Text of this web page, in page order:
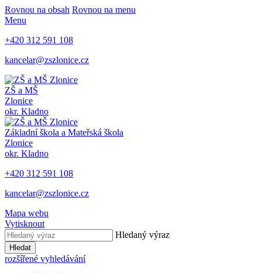
Rovnou na obsah Rovnou na menu
Menu
+420 312 591 108
kancelar@zszlonice.cz
ZŠ a MŠ
Zlonice
okr. Kladno
Základní škola a Mateřská škola
Zlonice
okr. Kladno
+420 312 591 108
kancelar@zszlonice.cz
Mapa webu
Vytisknout
Hledaný výraz
Hledat
rozšířené vyhledávání